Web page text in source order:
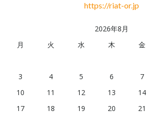
イ
https://riat-or.jp
2026年8月
月
火 水 木 金
3
4 5 6 7
10
11 12 13 14
17
18 19 20 21